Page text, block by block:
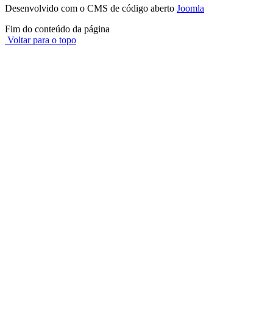
Desenvolvido com o CMS de código aberto Joomla
Fim do conteúdo da página
Voltar para o topo